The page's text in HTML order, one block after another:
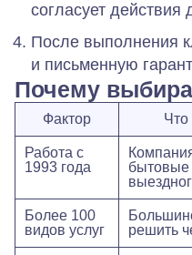
согласует
После выполнения
и письменную
Почему
Фактор Что
Работа с
1993 года
бытовые
Более 100
видов услуг
решить